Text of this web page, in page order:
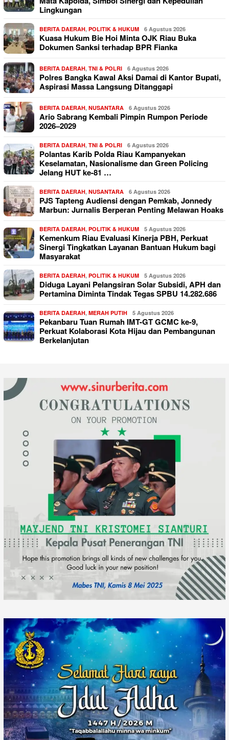
Lingkungan
BERITA DAERAH, POLITIK & HUKUM 6 Agustus 2026
Kuasa Hukum Bie Hoi Minta OJK Riau Buka
Dokumen Sanksi terhadap BPR Fianka
BERITA DAERAH, TNI & POLRI 6 Agustus 2026
Polres Bangka Kawal Aksi Damai di Kantor Bupati,
Aspirasi Massa Langsung Ditanggapi
BERITA DAERAH, NUSANTARA 6 Agustus 2026
Ario Sabrang Kembali Pimpin Rumpon Periode
2026–2029
BERITA DAERAH, TNI & POLRI 6 Agustus 2026
Polantas Karib Polda Riau Kampanyekan
Keselamatan, Nasionalisme dan Green Policing
Jelang HUT ke-81 …
BERITA DAERAH, NUSANTARA 6 Agustus 2026
PJS Tapteng Audiensi dengan Pemkab, Jonnedy
Marbun: Jurnalis Berperan Penting Melawan Hoaks
BERITA DAERAH, POLITIK & HUKUM 5 Agustus 2026
Kemenkum Riau Evaluasi Kinerja PBH, Perkuat
Sinergi Tingkatkan Layanan Bantuan Hukum bagi
Masyarakat
BERITA DAERAH, POLITIK & HUKUM 5 Agustus 2026
Diduga Layani Pelangsiran Solar Subsidi, APH dan
Pertamina Diminta Tindak Tegas SPBU 14.282.686
BERITA DAERAH, MERAH PUTIH 5 Agustus 2026
Pekanbaru Tuan Rumah IMT-GT GCMC ke-9,
Perkuat Kolaborasi Kota Hijau dan Pembangunan
Berkelanjutan